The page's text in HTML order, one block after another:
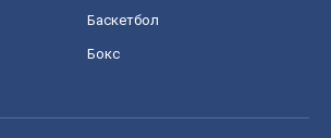
Баскетбол
Бокс